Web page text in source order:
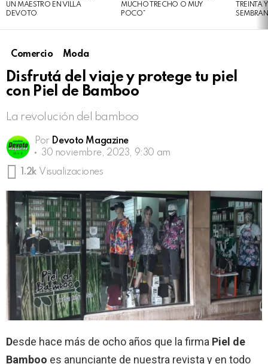
UN MAESTRO EN VILLA
DEVOTO
MUCHO TRECHO O MUY
POCO”
Comercio Moda
Disfrutá del viaje y protege tu piel
con Piel de Bamboo
La revolución del bamboo
Por Devoto Magazine
30 noviembre, 2023, 9:30 am
1.2k Visualizaciones
Desde hace más de ocho años que la firma Piel de
Bamboo es anunciante de nuestra revista y en todo